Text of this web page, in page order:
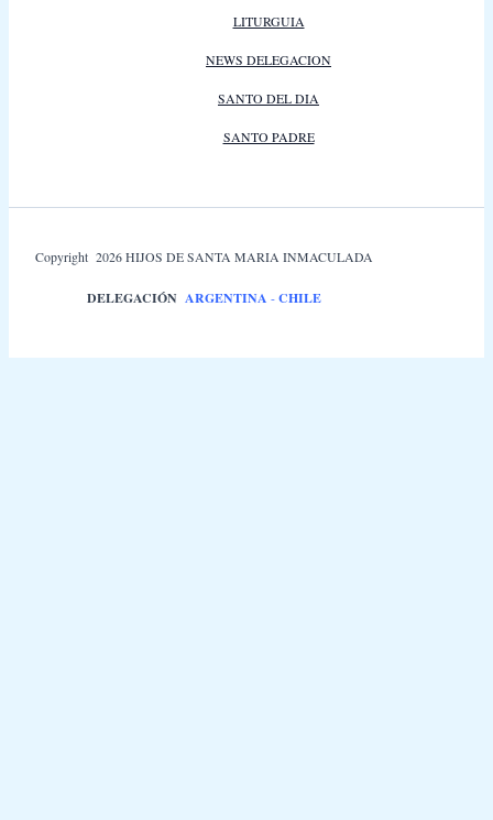
LITURGUIA
NEWS DELEGACION
SANTO DEL DIA
SANTO PADRE
Copyright 2026 HIJOS DE SANTA MARIA INMACULADA
DELEGACIÓN ARGENTINA -CHILE